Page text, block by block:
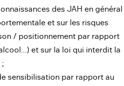
des JAH en général
et sur les risques
/ positionnement par rapport
et sur la loi qui interdit la
;
sensibilisation par rapport au